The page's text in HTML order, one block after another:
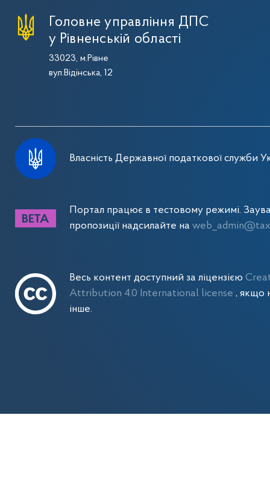
Головне управління ДПС
у Рівненській області
33023, м.Рівне
вул.Відінська, 12
Власність Державної податкової служби
Портал працює в тестовому режимі.
пропозиції надсилайте на
Весь контент доступний за ліцензією
Attribution 4.0 International license , якщо
інше.